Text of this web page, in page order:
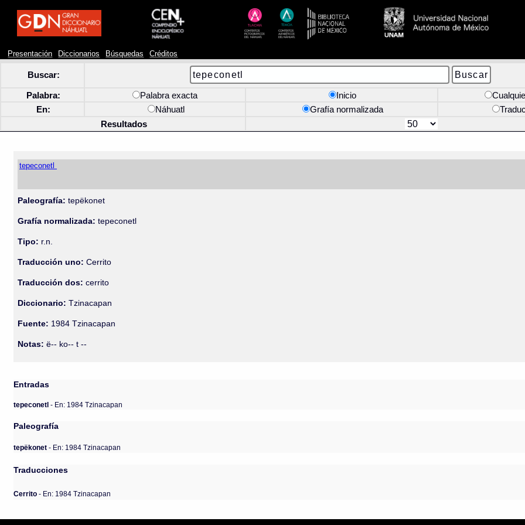
Presentación Diccionarios Búsquedas Créditos
Buscar:
Palabra: Palabra exacta Inicio
En:
Náhuatl Grafía normalizada
Resultados
tepeconetl
Paleografía: tepëkonet
Grafía normalizada: tepeconetl
Tipo: r.n.
Traducción uno: Cerrito
Traducción dos: cerrito
Diccionario:Tzinacapan
Fuente: 1984 Tzinacapan
Notas: ë-- ko-- t --
Entradas
tepeconetl- En: 1984 Tzinacapan
Paleografía
tepëkonet - En: 1984 Tzinacapan
Traducciones
Cerrito - En: 1984 Tzinacapan